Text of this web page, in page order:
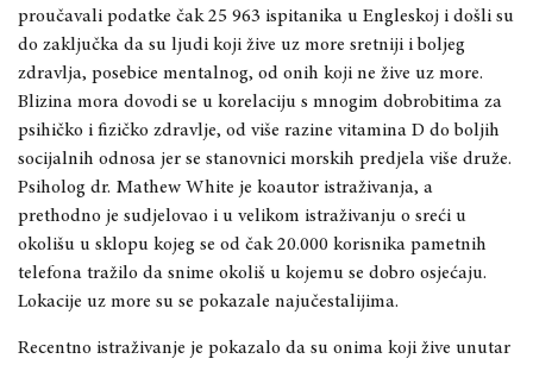
proučavali podatke čak 25 963 ispitanika u Engleskoj i došli su
do zaključka da su ljudi koji žive uz more sretniji i boljeg
zdravlja, posebice mentalnog, od onih koji ne žive uz more.
Blizina mora dovodi se u korelaciju s mnogim dobrobitima za
psihičko i fizičko zdravlje, od više razine vitamina D do boljih
socijalnih odnosa jer se stanovnici morskih predjela više druže.
Psiholog dr. Mathew White je koautor istraživanja, a
prethodno je sudjelovao i u velikom istraživanju o sreći u
okolišu u sklopu kojeg se od čak 20.000 korisnika pametnih
telefona tražilo da snime okoliš u kojemu se dobro osjećaju.
Lokacije uz more su se pokazale najučestalijima.
Recentno istraživanje je pokazalo da su onima koji žive unutar